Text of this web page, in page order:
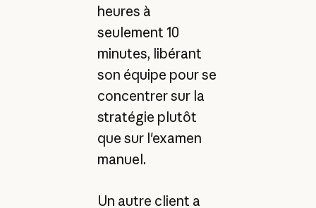
heures à
seulement 10
minutes, libérant
son équipe pour se
concentrer sur la
stratégie plutôt
que sur l'examen
manuel.
Un autre client a